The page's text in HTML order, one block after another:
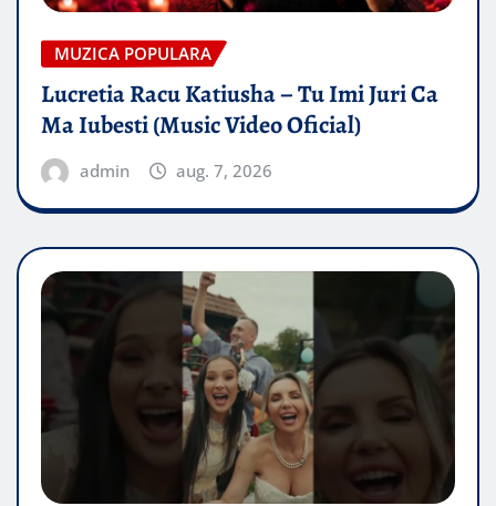
MUZICA POPULARA
Lucretia Racu Katiusha – Tu Imi Juri Ca
Ma Iubesti (Music Video Oficial)
admin aug. 7, 2026